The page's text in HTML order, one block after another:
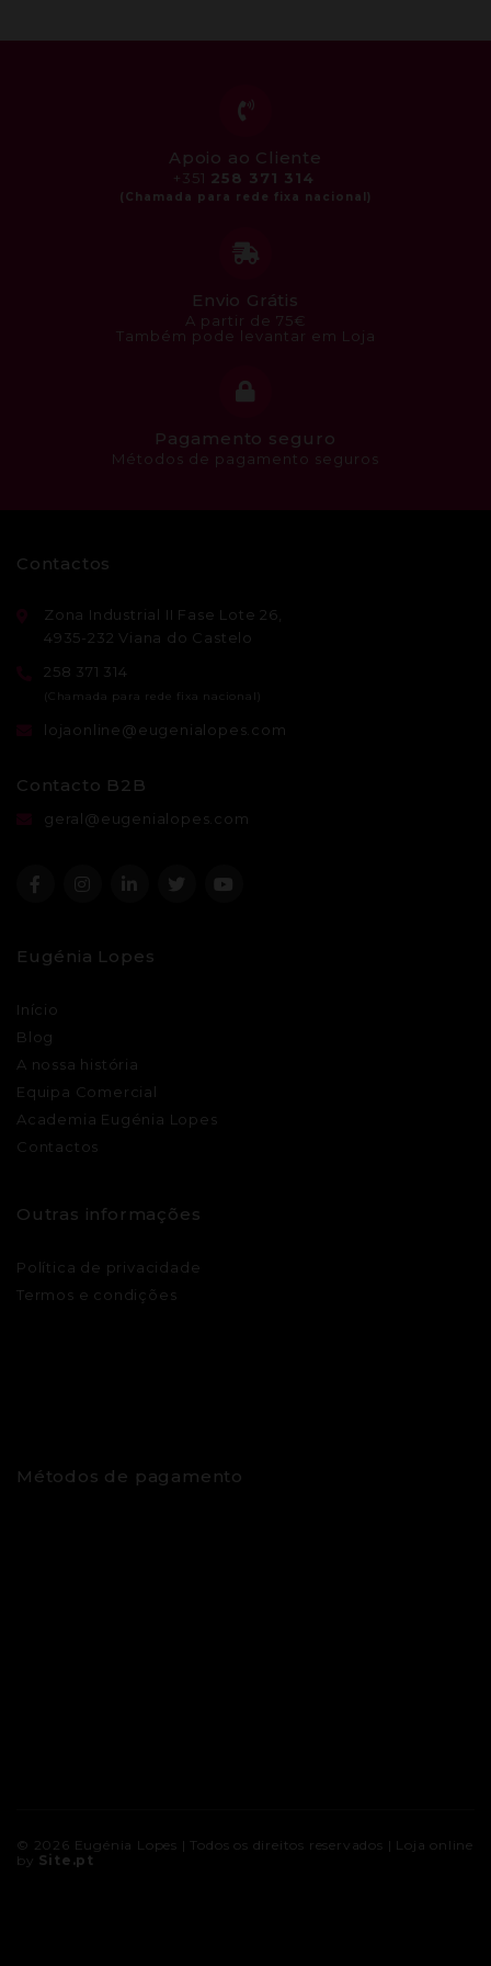
Apoio ao Cliente
+351 258 371 314
Envio Grátis
A partir de 75€
Também pode levantar em Loja
Pagamento seguro
Métodos de pagamento seguros
Contactos
Zona Industrial II Fase Lote 26,
4935-232 Viana do Castelo
258 371 314
lojaonline@eugenialopes.com
Contacto B2B
geral@eugenialopes.com
Eugénia Lopes
Início
Blog
A nossa história
Equipa Comercial
Academia Eugénia Lopes
Contactos
Outras informações
Política de privacidade
Termos e condições
Métodos de pagamento
© 2026 Eugénia Lopes | Todos os direitos reservados | Loja online
by Site.pt